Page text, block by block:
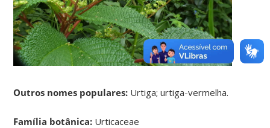
Outros nomes populares: Urtiga; urtiga-vermelha.
Família botânica: Urticaceae